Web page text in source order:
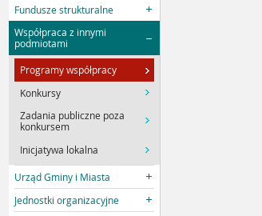
Fundusze strukturalne
Współpraca z innymi
podmiotami
Programy współpracy
Konkursy
Zadania publiczne poza
konkursem
Inicjatywa lokalna
Urząd Gminy i Miasta
Jednostki organizacyjne